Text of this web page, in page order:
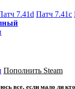
7.41d Патч 7.41c
Пополнить Steam
все, если мало ли